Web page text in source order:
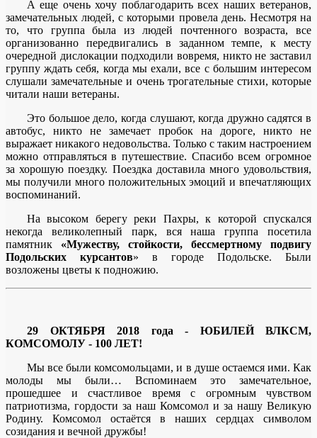
А еще очень хочу поблагодарить всех наших ветеранов,
замечательных людей, с которыми провела день. Несмотря на
то, что группа была из людей почтенного возраста, все
организованно передвигались в заданном темпе, к месту
очередной дислокации подходили вовремя, никто не заставил
группу ждать себя, когда мы ехали, все с большим интересом
слушали замечательные и очень трогательные стихи, которые
читали наши ветераны.
Это большое дело, когда слушают, когда дружно садятся в
автобус, никто не замечает пробок на дороге, никто не
выражает никакого недовольства. Только с таким настроением
можно отправляться в путешествие. Спасибо всем огромное
за хорошую поездку. Поездка доставила много удовольствия,
мы получили много положительных эмоций и впечатляющих
воспоминаний.
На высоком берегу реки Пахры, к которой спускался
некогда великолепный парк, вся наша группа посетила
памятник «Мужеству, стойкости, бессмертному подвигу
Подольских курсантов» в городе Подольске. Были
возложены цветы к подножию.
29 ОКТЯБРЯ 2018 года - ЮБИЛЕЙ ВЛКСМ,
КОМСОМОЛУ - 100 ЛЕТ!
Мы все были комсомольцами, и в душе остаемся ими. Как
молоды мы были… Вспоминаем это замечательное,
прошедшее и счастливое время с огромным чувством
патриотизма, гордости за наш Комсомол и за нашу Великую
Родину. Комсомол остаётся в наших сердцах символом
созидания и вечной дружбы!